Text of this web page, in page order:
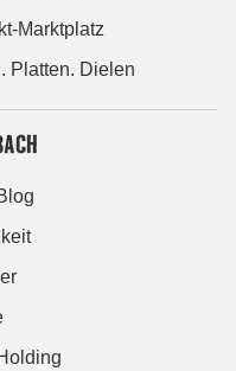
Marktplatz
Platten. Dielen